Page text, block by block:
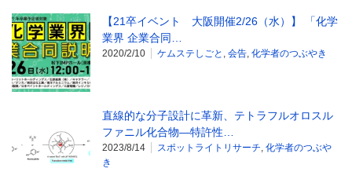
【21卒イベント 大阪開催2/26（水）】 「化学
業界 企業合同…
2020/2/10 ケムステしごと 会告 化学者のつぶやき
直線的な分子設計に革新、テトラフルオロスル
ファニル化合物―特許性…
2023/8/14 スポットライトリサーチ 化学者のつぶや
き